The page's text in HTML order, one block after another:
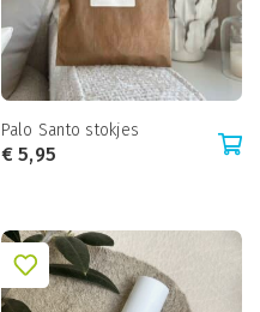
Palo Santo stokjes
€5,95